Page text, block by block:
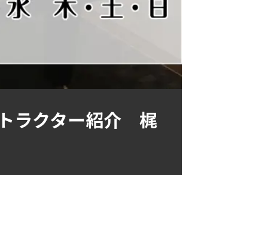
ラクター紹介 梶